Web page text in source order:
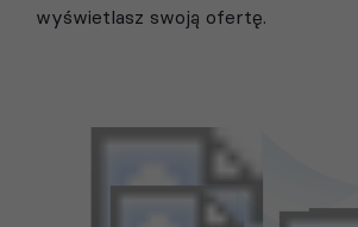
wyświetlasz swoją ofertę.